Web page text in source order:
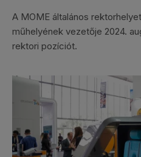
A MOME általános
műhelyének vezetője 2024.
rektori pozíciót.